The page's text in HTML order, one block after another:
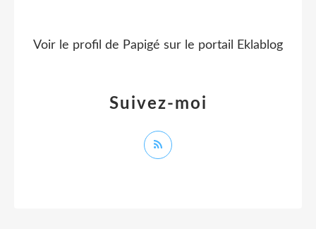
Suivez-moi
Voir le profil de Papigé sur le portail Eklablog